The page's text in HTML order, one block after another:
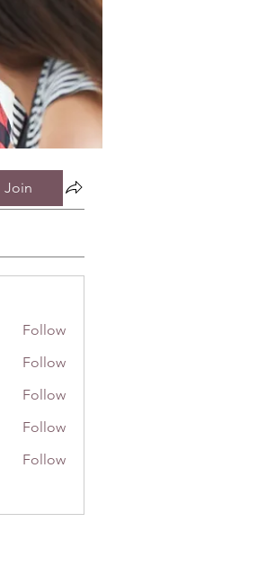
Join
Follow
Follow
Follow
Follow
Follow